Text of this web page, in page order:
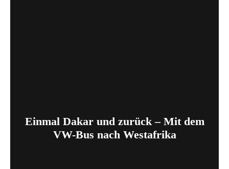
Einmal Dakar und zurück – Mit dem
VW-Bus nach Westafrika